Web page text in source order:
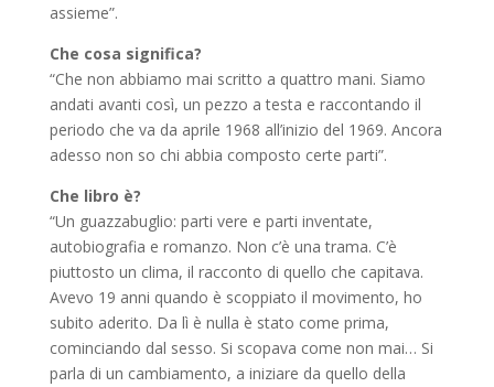
assieme”.
Che cosa significa?
“Che non abbiamo mai scritto a quattro mani. Siamo
andati avanti così, un pezzo a testa e raccontando il
periodo che va da aprile 1968 all’inizio del 1969. Ancora
adesso non so chi abbia composto certe parti”.
Che libro è?
“Un guazzabuglio: parti vere e parti inventate,
autobiografia e romanzo. Non c’è una trama. C’è
piuttosto un clima, il racconto di quello che capitava.
Avevo 19 anni quando è scoppiato il movimento, ho
subito aderito. Da lì è nulla è stato come prima,
cominciando dal sesso. Si scopava come non mai… Si
parla di un cambiamento, a iniziare da quello della